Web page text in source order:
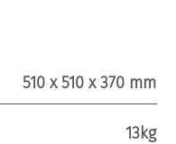
510 x 510 x 370 mm
13kg